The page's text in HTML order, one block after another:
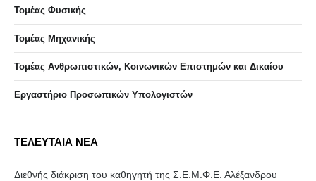
Τομέας Φυσικής
Τομέας Μηχανικής
Τομέας Ανθρωπιστικών, Κοινωνικών Επιστημών και Δικαίου
Eργαστήριo Προσωπικών Υπολογιστών
ΤΕΛΕΥΤΑΙΑ ΝΕΑ
Διεθνής διάκριση του καθηγητή της Σ.Ε.Μ.Φ.Ε. Αλέξανδρου